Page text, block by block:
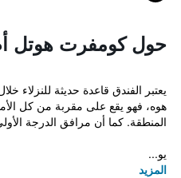
حول كومفرت هوتل
يعتبر الفندق قاعدة حديثة للنزلاء
هوه، فهو يقع على مقربة من كل
المنطقة. كما أن مرافق الدرجة
يو...
المزيد